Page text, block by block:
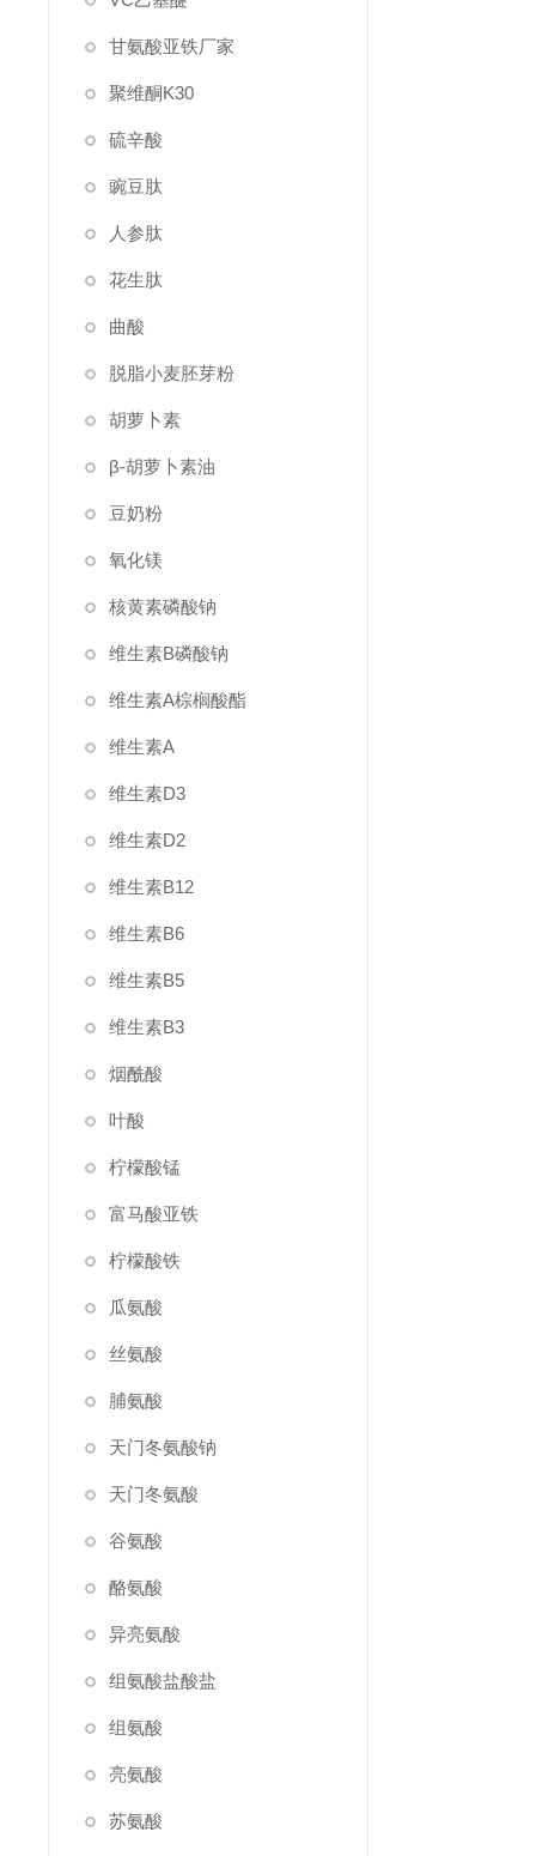
甘氨酸亚铁厂家
聚维酮K30
硫辛酸
豌豆肽
人参肽
花生肽
曲酸
脱脂小麦胚芽粉
胡萝卜素
β-胡萝卜素油
豆奶粉
氧化镁
核黄素磷酸钠
维生素B磷酸钠
维生素A棕榈酸酯
维生素A
维生素D3
维生素D2
维生素B12
维生素B6
维生素B5
维生素B3
烟酰酸
叶酸
柠檬酸锰
富马酸亚铁
柠檬酸铁
瓜氨酸
丝氨酸
脯氨酸
天门冬氨酸钠
天门冬氨酸
谷氨酸
酪氨酸
异亮氨酸
组氨酸盐酸盐
组氨酸
亮氨酸
苏氨酸